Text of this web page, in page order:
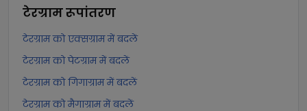
टेरग्रामरूपांतरण
टेरग्राम को एक्सग्राम में बदलें
टेरग्राम को पेटग्राम में बदलें
टेरग्राम को गिगाग्राम में बदलें
टेरग्राम को मैगाग्राम में बदलें